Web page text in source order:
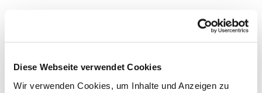
Diese Webseite verwendet Cookies
Wir verwenden Cookies, um Inhalte und Anzeigen zu